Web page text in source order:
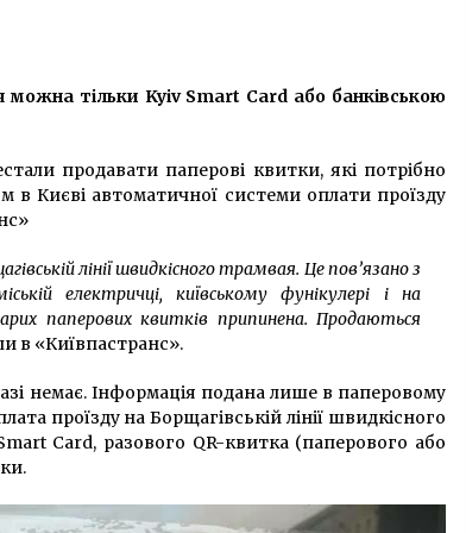
Адміністрації президента: відомо
причини
На річці Либідь відновлять русло і
реконструюють гідротехнічні
тільки Kyiv Smart Card або банківською
продавати паперові квитки, які потрібно
в Києві автоматичної системи оплати проїзду
лінії швидкісного трамвая. Це пов’язано з
електричці, київському фунікулері і на
паперових квитків припинена. Продаються
в «Київпастранс».
немає. Інформація подана лише в паперовому
проїзду на Борщагівській лінії швидкісного
Card, разового QR-квитка (паперового або